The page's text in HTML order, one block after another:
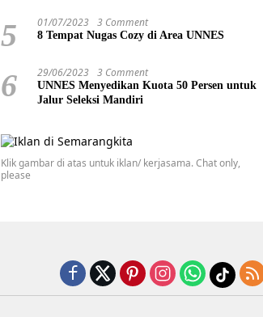
5 01/07/2023 3 Comment
8 Tempat Nugas Cozy di Area UNNES
6 29/06/2023 3 Comment
UNNES Menyedikan Kuota 50 Persen untuk
Jalur Seleksi Mandiri
Klik gambar di atas untuk iklan/ kerjasama. Chat only,
please